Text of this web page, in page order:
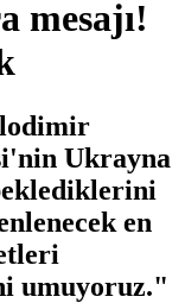
mesajı!
Ukrayna
en
umuyoruz."